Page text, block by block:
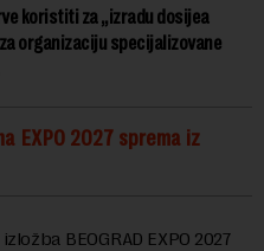
koristiti za „izradu dosijea
organizaciju specijalizovane
EXPO 2027 sprema iz
BEOGRAD EXPO 2027